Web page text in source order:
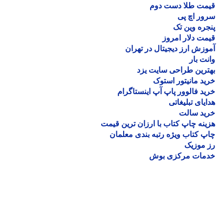
طلا دست دوم
اچ پی
وین تک
دلار امروز
ارز دیجیتال در تهران
بار
طراحی سایت یزد
مانیتور استوک
فالوور پاپ آپ اینستاگرام
تبلیغاتی
سالت
چاپ کتاب با ارزان ترین قیمت
کتاب ویژه رتبه بندی معلمان
موزیک
مرکزی بوش